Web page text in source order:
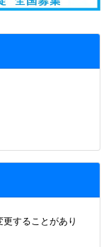
することがあり